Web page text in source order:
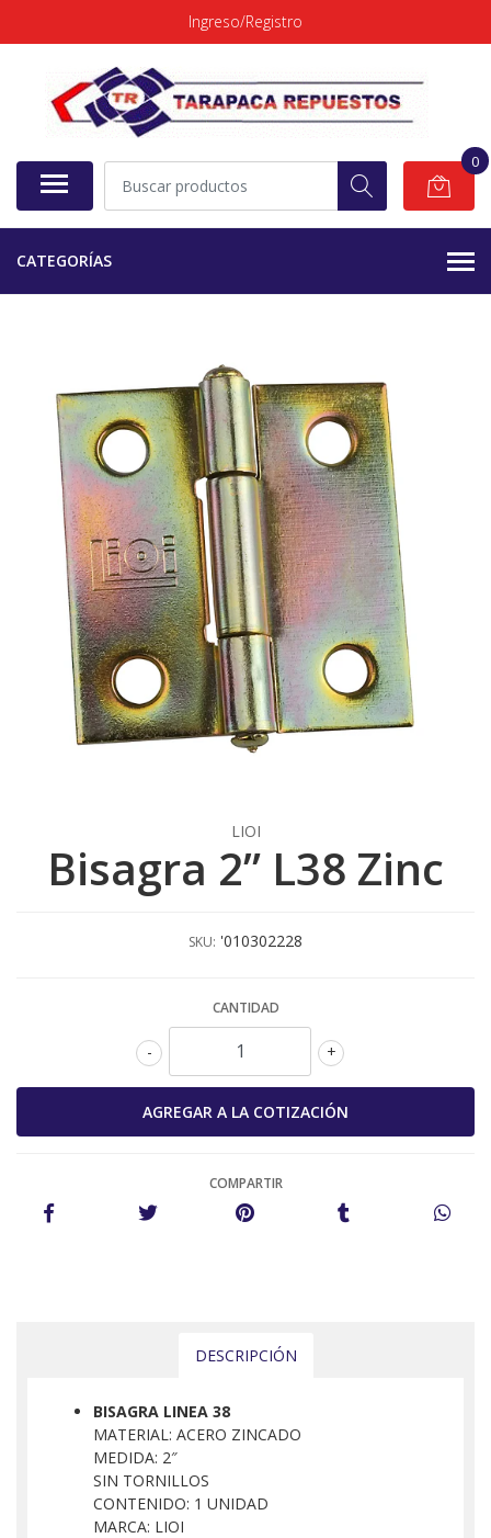
Ingreso/Registro
0
CATEGORÍAS
LIOI
Bisagra 2” L38 Zinc
SKU: '010302228
CANTIDAD
+
-
COMPARTIR
DESCRIPCIÓN
BISAGRA LINEA 38
MATERIAL: ACERO ZINCADO
MEDIDA: 2″
SIN TORNILLOS
CONTENIDO: 1 UNIDAD
MARCA: LIOI